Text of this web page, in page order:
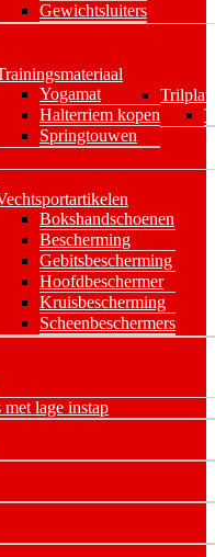
Gewichtsluiters
Yogamat
Halterriem kopen
Springtouwen
Bokshandschoenen
Bescherming
Gebitsbescherming
Hoofdbeschermer
Kruisbescherming
Scheenbeschermers
lage instap